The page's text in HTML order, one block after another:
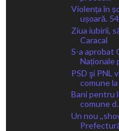
Violența în
ușoară.
Ziua iubirii,
Caracal
S-a aprobat
Naționale
PSD şi PNL
comune la
Bani pentru
comune
Un nou